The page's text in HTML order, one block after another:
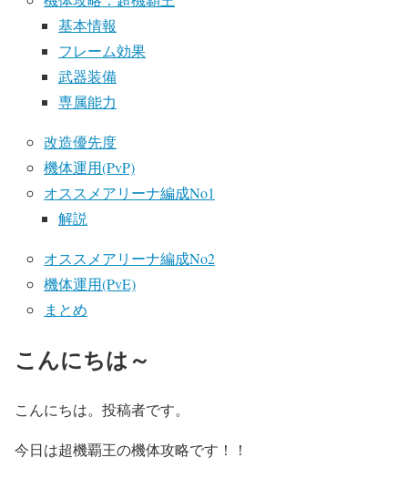
基本情報
フレーム効果
武器装備
専属能力
改造優先度
機体運用(PvP)
オススメアリーナ編成No1
解説
オススメアリーナ編成No2
機体運用(PvE)
まとめ
こんにちは～
こんにちは。投稿者です。
今日は超機覇王の機体攻略です！！